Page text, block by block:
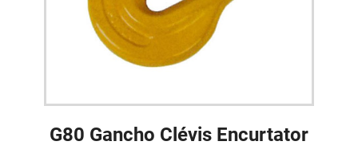
G80 Gancho Clévis Encurtator